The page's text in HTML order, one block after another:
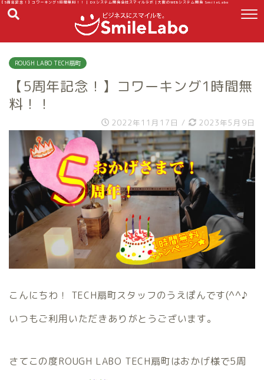
【5周年記念！】コワーキング1時間無料！！ | DXシステム開発会社スマイルラボ｜大阪のWEBシステム開発 SmileLabo
ROUGH LABO TECH扇町
【5周年記念！】コワーキング1時間無
料！！
2022年11月17日 / 2023年5月9日
こんにちわ！ TECH扇町スタッフのうえぽんです(^^♪
いつもご利用いただきありがとうございます。
さてこの度ROUGH LABO TECH扇町はおかげ様で5周